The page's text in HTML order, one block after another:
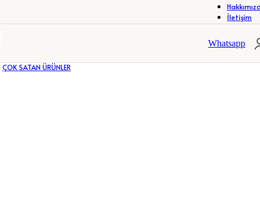
ÇERÇEVELER
FOTOĞRAF ALBÜMLERİ
İletişim
ÇOK SATAN ÜRÜNLER
Whatsapp